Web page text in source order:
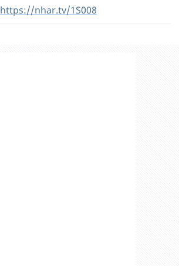
https://nhar.tv/1S008